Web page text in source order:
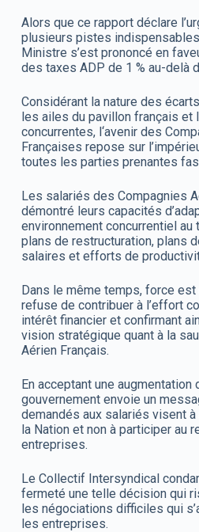
Alors que ce rapport déclare
plusieurs pistes
Ministre s’est prononcé en
des taxes ADP de 1 % au-delà
Considérant la nature des
les ailes du pavillon français et
concurrentes, l‘avenir des
Françaises repose sur
toutes les parties prenantes
Les salariés des Compagnies
démontré leurs capacités
environnement concurrentiel
plans de restructuration, plans
salaires et efforts de
Dans le même temps, force est
refuse de contribuer à l’effort
intérêt financier et confirmant
vision stratégique quant à la
Aérien Français.
En acceptant une augmentation
gouvernement envoie un
demandés aux salariés visent
la Nation et non à participer au
entreprises.
Le Collectif Intersyndical
fermeté une telle décision qui
les négociations difficiles qui
les entreprises.